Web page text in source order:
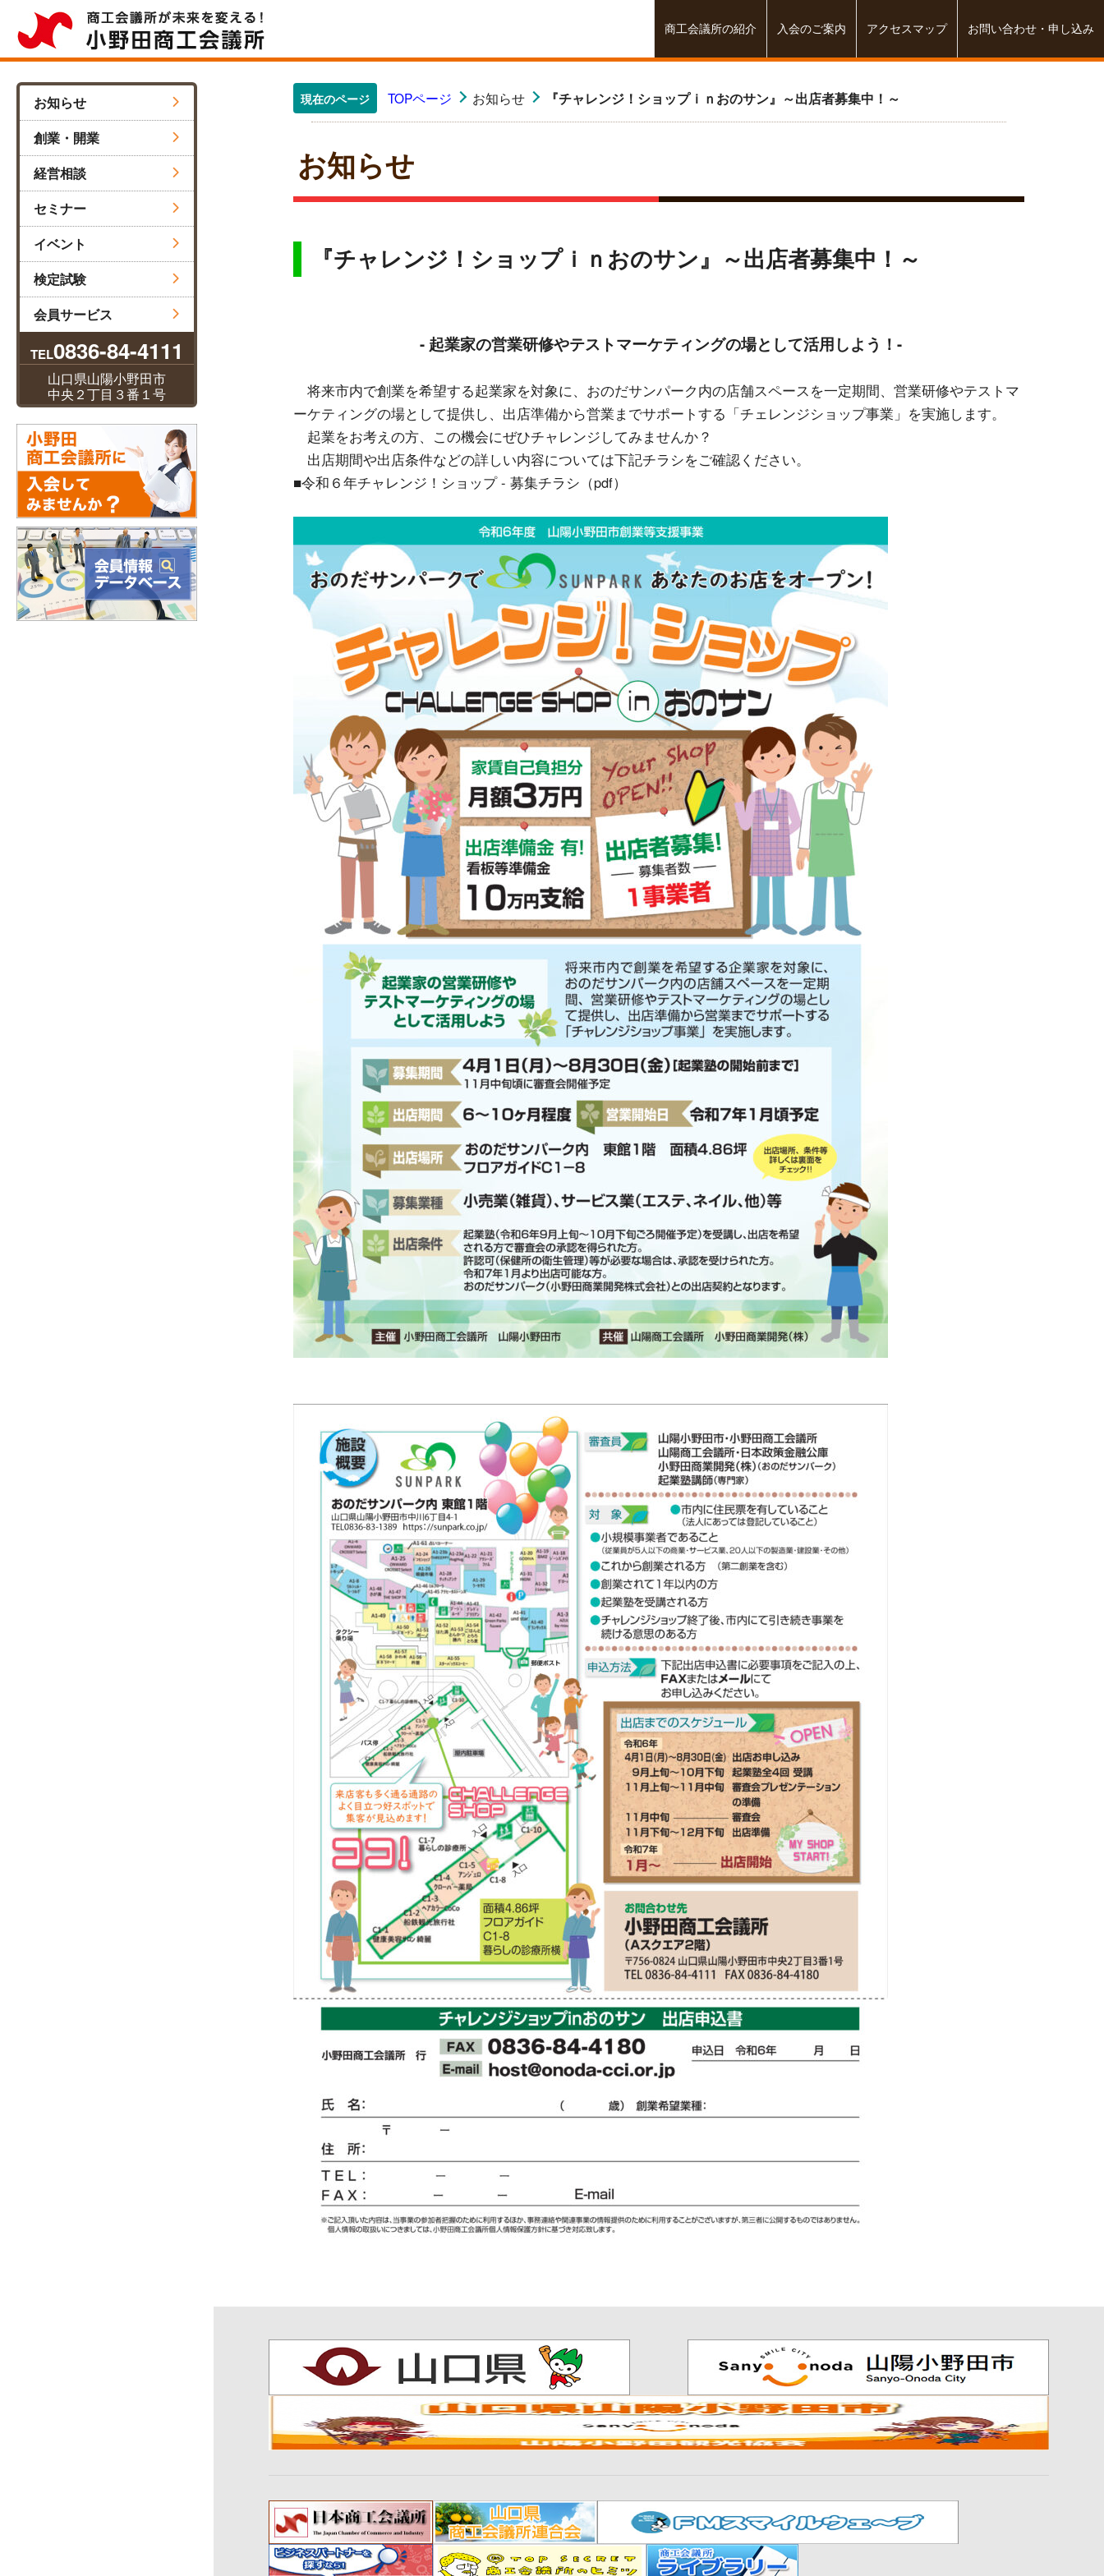
商工会議所の紹介 入会のご案内 アクセスマップ お問い合わせ・申し込み
お知らせ
創業・開業
経営相談
セミナー
イベント
検定試験
会員サービス
TEL0836-84-4111
山口県山陽小野田市
中央２丁目３番１号
現在のページ TOPページ お知らせ 『チャレンジ！ショップｉｎおのサン』～出店者募集中！～
お知らせ
『チャレンジ！ショップｉｎおのサン』～出店者募集中！～
- 起業家の営業研修やテストマーケティングの場として活用しよう！-
将来市内で創業を希望する起業家を対象に、おのだサンパーク内の店舗スペースを一定期間、営業研修やテストマ
ーケティングの場として提供し、出店準備から営業までサポートする「チェレンジショップ事業」を実施します。
起業をお考えの方、この機会にぜひチャレンジしてみませんか？
出店期間や出店条件などの詳しい内容については下記チラシをご確認ください。
■令和６年チャレンジ！ショップ - 募集チラシ（pdf）